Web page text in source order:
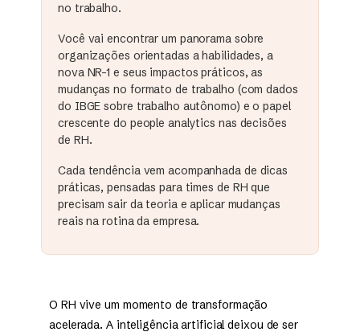
no trabalho.
Você vai encontrar um panorama sobre
organizações orientadas a habilidades, a
nova NR-1 e seus impactos práticos, as
mudanças no formato de trabalho (com dados
do IBGE sobre trabalho autônomo) e o papel
crescente do people analytics nas decisões
de RH.
Cada tendência vem acompanhada de dicas
práticas, pensadas para times de RH que
precisam sair da teoria e aplicar mudanças
reais na rotina da empresa.
O RH vive um momento de transformação
acelerada. A inteligência artificial deixou de ser